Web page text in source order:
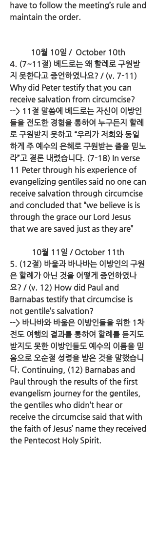
have to follow the meeting’s rule and
maintain the order.
10월 10일 /  October 10th
4. (7~11절) 베드로는 왜 할례로 구원받
지 못한다고 증언하였나요? / (v. 7-11)
Why did Peter testify that you can
receive salvation from circumcise?
--> 11절 말씀에 베드로는 자신이 이방인
들을 전도한 경험을 통하여 누구든지 할례
로 구원받지 못하고 “우리가 저희와 동일
하게 주 예수의 은혜로 구원받는 줄을 믿노
라”고 결론 내렸습니다. (7-18) In verse
11 Peter through his experience of
evangelizing gentiles said no one can
receive salvation through circumcise
and concluded that “we believe is is
through the grace our Lord Jesus
that we are saved just as they are”
10월 11일 / October 11th
5. (12절) 바울과 바나바는 이방인의 구원
은 할례가 아닌 것을 어떻게 증언하였나
요? / (v. 12) How did Paul and
Barnabas testify that circumcise is
not gentile’s salvation?
--> 바나바와 바울은 이방인들을 위한 1차
전도 여행의 결과를 통하여 할례를 듣지도
받지도 못한 이방인들도 예수의 이름을 믿
음으로 오순절 성령을 받은 것을 말했습니
다. Continuing, (12) Barnabas and
Paul through the results of the first
evangelism journey for the gentiles,
the gentiles who didn’t hear or
receive the circumcise said that with
the faith of Jesus’ name they received
the Pentecost Holy Spirit.